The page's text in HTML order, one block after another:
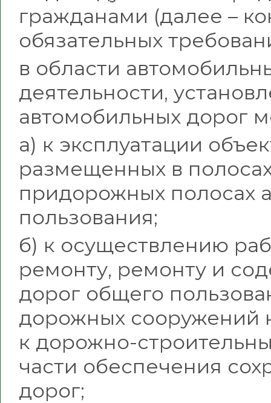
гражданами (далее –
обязательных
в области
деятельности,
автомобильных дорог
а) к эксплуатации
размещенных в
придорожных полосах
пользования;
б) к осуществлению
ремонту, ремонту и
дорог общего
дорожных сооружений
к дорожно-
части обеспечения
дорог;